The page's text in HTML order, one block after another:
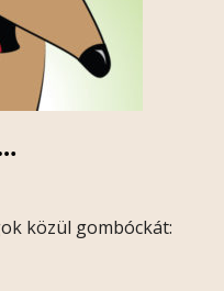
közül gombóckát: